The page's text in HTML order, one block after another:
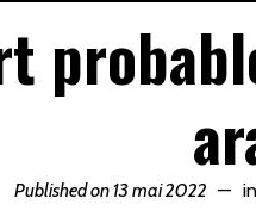
Published on 13 mai 2022 in